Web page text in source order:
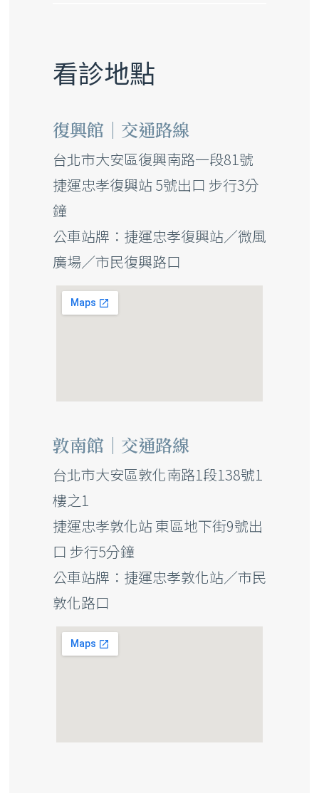
看診地點
復興館｜交通路線
台北市大安區復興南路一段81號
捷運忠孝復興站 5號出口 步行3分
鐘
公車站牌：捷運忠孝復興站／微風
廣場／市民復興路口
敦南館｜交通路線
台北市大安區敦化南路1段138號1
樓之1
捷運忠孝敦化站 東區地下街9號出
口 步行5分鐘
公車站牌：捷運忠孝敦化站／市民
敦化路口